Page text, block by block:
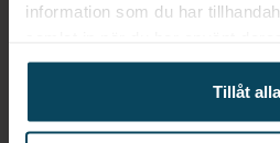
information som du har
Tillåt alla